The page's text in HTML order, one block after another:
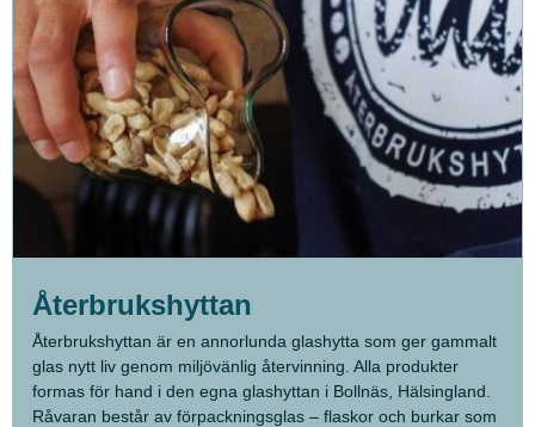
Återbrukshyttan
Återbrukshyttan är en annorlunda glashytta som ger gammalt
glas nytt liv genom miljövänlig återvinning. Alla produkter
formas för hand i den egna glashyttan i Bollnäs, Hälsingland.
Råvaran består av förpackningsglas – flaskor och burkar som